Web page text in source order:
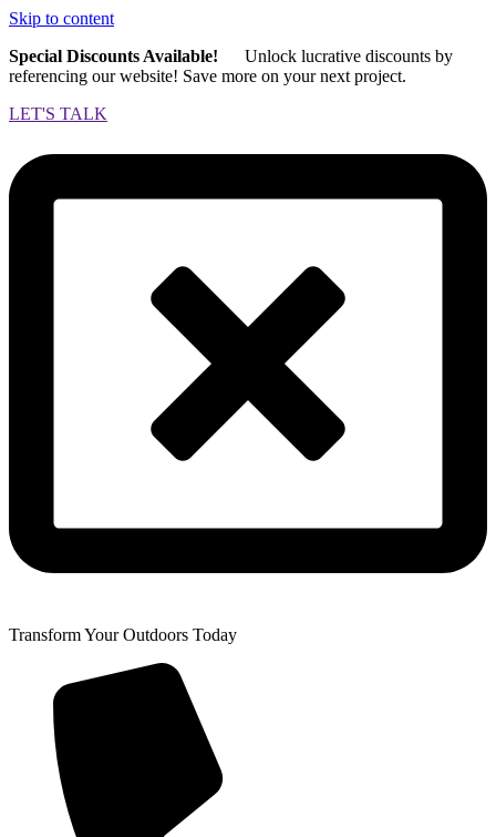
Skip to content
Special Discounts Available! Unlock lucrative discounts by
referencing our website! Save more on your next project.
LET'S TALK
Transform Your Outdoors Today